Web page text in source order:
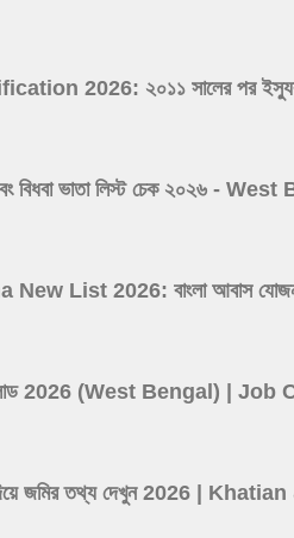
2026: ২০১১ সালের পর ইস্যুকৃত
এবং বিধবা ভাতা লিস্ট চেক
List 2026: বাংলা আবাস
2026 (West Bengal) |
দিয়ে জমির তথ্য দেখুন 2026